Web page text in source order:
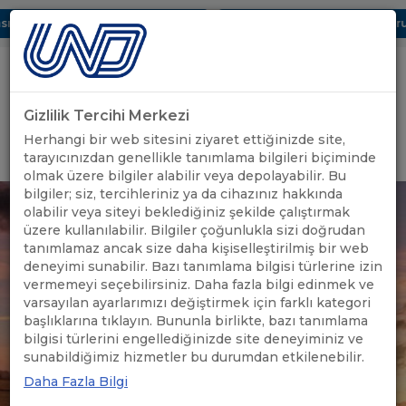
Dijital UBAK Bölümü Hakkında UND, Yunanistan Vize
Uluslararası Nakliyeciler Derneği
GİRİŞ YAP
Gizlilik Tercihi Merkezi
Herhangi bir web sitesini ziyaret ettiğinizde site,
tarayıcınızdan genellikle tanımlama bilgileri biçiminde
olmak üzere bilgiler alabilir veya depolayabilir. Bu
bilgiler; siz, tercihleriniz ya da cihazınız hakkında
olabilir veya siteyi beklediğiniz şekilde çalıştırmak
üzere kullanılabilir. Bilgiler çoğunlukla sizi doğrudan
tanımlamaz ancak size daha kişiselleştirilmiş bir web
deneyimi sunabilir. Bazı tanımlama bilgisi türlerine izin
vermemeyi seçebilirsiniz. Daha fazla bilgi edinmek ve
varsayılan ayarlarımızı değiştirmek için farklı kategori
başlıklarına tıklayın. Bununla birlikte, bazı tanımlama
bilgisi türlerini engellediğinizde site deneyiminiz ve
sunabildiğimiz hizmetler bu durumdan etkilenebilir.
Daha Fazla Bilgi